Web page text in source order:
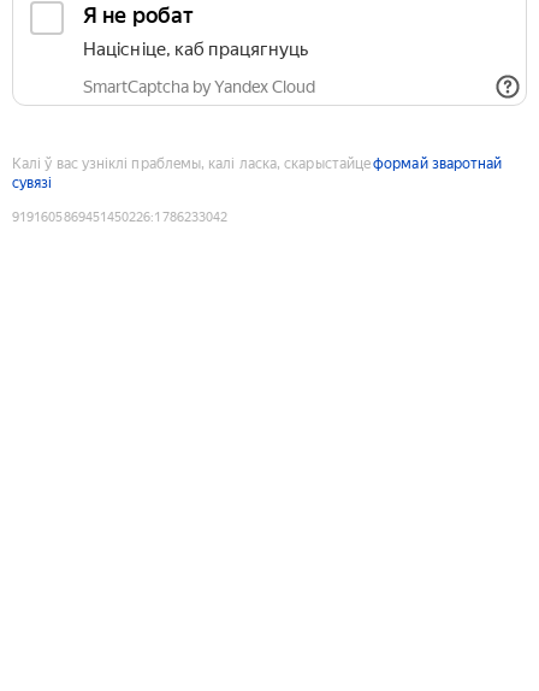
Я не робат
Націсніце, каб працягнуць
SmartCaptcha by Yandex Cloud
Калі ў вас узніклі праблемы, калі ласка, скарыстайцеформай зваротнай
сувязі
9191605869451450226:1786233042